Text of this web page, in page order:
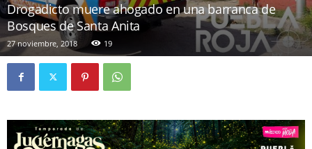
Drogadicto muere ahogado en una barranca de
Bosques de Santa Anita
27 noviembre, 2018 19